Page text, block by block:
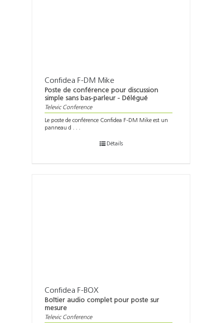
Confidea F-DM Mike
Poste de conférence pour discussion
simple sans bas-parleur - Délégué
Televic Conference
Le poste de conférence Confidea F-DM Mike est un
panneau d . . .
Détails
Confidea F-BOX
Boîtier audio complet pour poste sur
mesure
Televic Conference